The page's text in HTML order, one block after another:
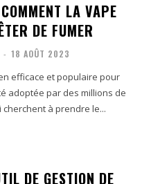
LA VAPE
DE FUMER
- 18 AOÛT 2023
efficace et populaire pour
adoptée par des millions de
à prendre le...
DE GESTION DE